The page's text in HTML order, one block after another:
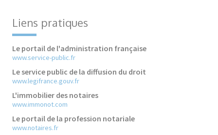
Liens pratiques
Le portail de l'administration française
www.service-public.fr
Le service public de la diffusion du droit
www.legifrance.gouv.fr
L'immobilier des notaires
www.immonot.com
Le portail de la profession notariale
www.notaires.fr